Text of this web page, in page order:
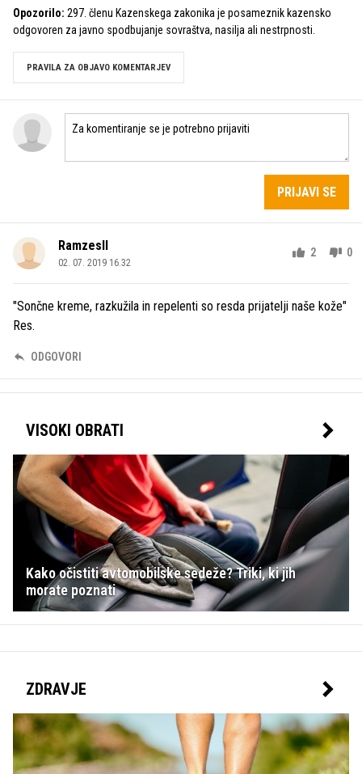
Opozorilo: 297. členu Kazenskega zakonika je posameznik kazensko
odgovoren za javno spodbujanje sovraštva, nasilja ali nestrpnosti.
PRAVILA ZA OBJAVO KOMENTARJEV
PRIJAVI SE
RamzesII
02. 07. 2019 16.32
2 0
"Sončne kreme, razkužila in repelenti so resda prijatelji naše kože"
Res.
ODGOVORI
VISOKI OBRATI
Kako očistiti avtomobilske sedeže? Triki, ki jih
morate poznati
ZDRAVJE